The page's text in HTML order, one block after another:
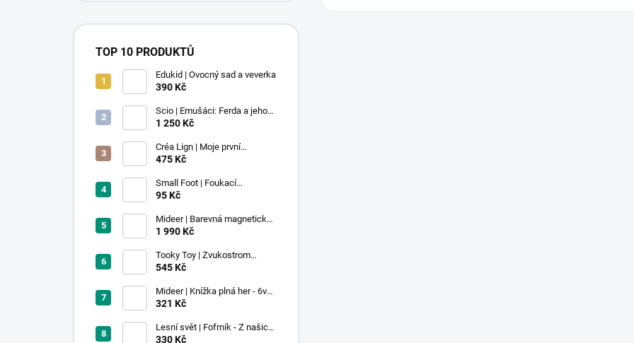
TOP 10 PRODUKTŮ
Edukid | Ovocný sad a veverka
390 Kč
Scio | Emušáci: Ferda a jeho
mouchy (1. díl)
1 250 Kč
Créa Lign | Moje první
voskovky - 9 ks
475 Kč
Small Foot | Foukací
lokomotiva s balonkem 1 ks
95 Kč
Mideer | Barevná magnetická
stavebnice - 100 ks
1 990 Kč
Tooky Toy | Zvukostrom
Pastel
545 Kč
Mideer | Knížka plná her - 6v1 -
Dobrodružství v muzeu
321 Kč
Lesní svět | Fofrník - Z našich
lesů
330 Kč